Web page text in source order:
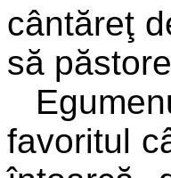
cântăreţ
să
favoritul